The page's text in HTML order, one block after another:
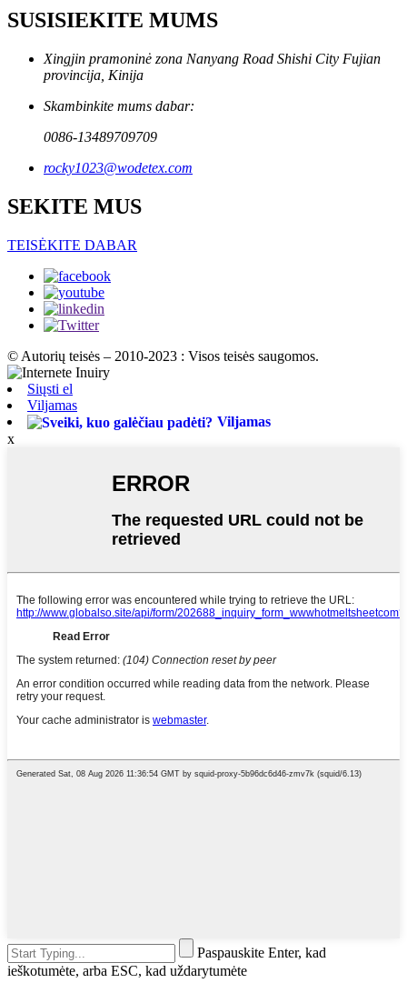
SUSISIEKITE MUMS
Xingjin pramoninė zona Nanyang Road Shishi City Fujian
provincija, Kinija
Skambinkite mums dabar:
0086-13489709709
rocky1023@wodetex.com
SEKITE MUS
TEISĖKITE DABAR
© Autorių teisės – 2010-2023 : Visos teisės saugomos.
Siųsti el
Viljamas
Viljamas
x
Paspauskite Enter, kad
ieškotumėte, arba ESC, kad uždarytumėte